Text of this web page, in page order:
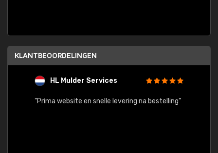
KLANTBEOORDELINGEN
HL Mulder Services
"Prima website en snelle levering na bestelling"